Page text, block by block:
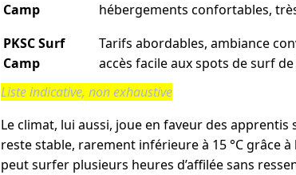
Camp
hébergements confortables,
PKSC Surf
Camp
Tarifs abordables, ambiance
accès facile aux spots de surf de
Liste indicative, non exhaustive
Le climat, lui aussi, joue en faveur des apprentis
reste stable, rarement inférieure à 15 °C grâce
peut surfer plusieurs heures d’affilée sans